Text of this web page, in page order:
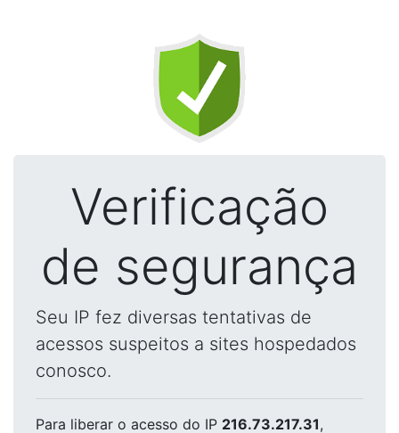
Verificação
de segurança
Seu IP fez diversas tentativas de
acessos suspeitos a sites hospedados
conosco.
Para liberar o acesso do IP 216.73.217.31,